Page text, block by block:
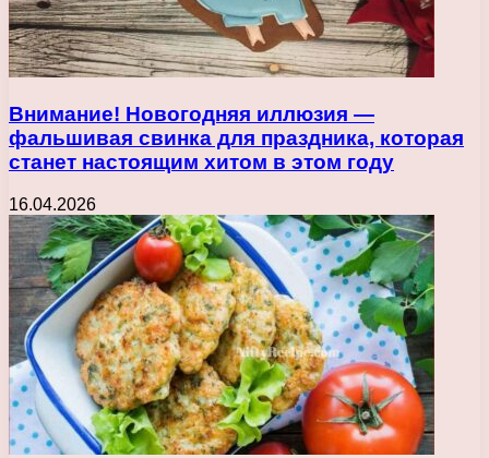
Внимание! Новогодняя иллюзия —
фальшивая свинка для праздника, которая
станет настоящим хитом в этом году
16.04.2026